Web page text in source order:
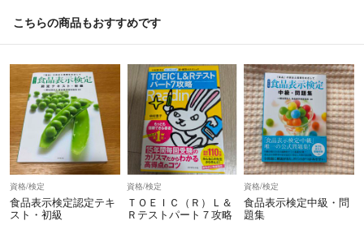
こちらの商品もおすすめです
資格/検定
食品表示検定認定テキ
スト・初級
資格/検定
ＴＯＥＩＣ（Ｒ）Ｌ＆
Ｒテストパート７攻略
資格/検定
食品表示検定中級・問
題集